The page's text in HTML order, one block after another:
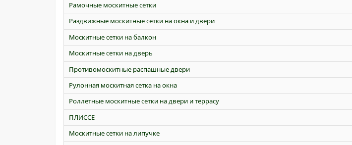
Рамочные москитные сетки
Раздвижные москитные сетки на окна и двери
Москитные сетки на балкон
Москитные сетки на дверь
Противомоскитные распашные двери
Рулонная москитная сетка на окна
Роллетные москитные сетки на двери и террасу
ПЛИССЕ
Москитные сетки на липучке